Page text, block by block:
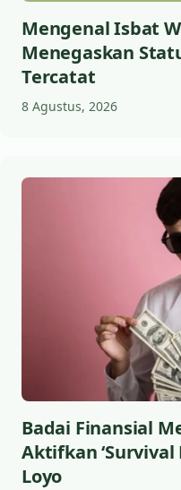
Mengenal Isbat
Menegaskan
Tercatat
8 Agustus, 2026
Badai Finansial
Aktifkan ‘Survival
Loyo